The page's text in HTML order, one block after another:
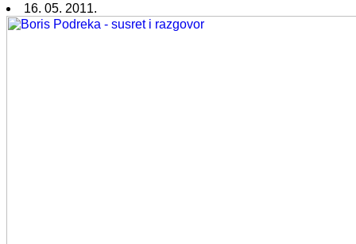
16. 05. 2011.